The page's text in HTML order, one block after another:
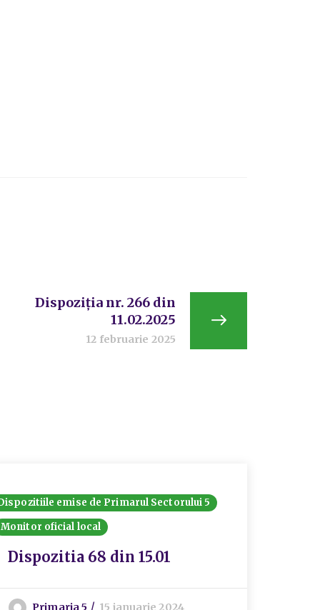
Dispoziția nr. 266 din
11.02.2025
12 februarie 2025
emise de Primarul Sectorului 5
Monitor oficial local
Dispozitia 68 din 15.01
Primaria 5 15 ianuarie 2024